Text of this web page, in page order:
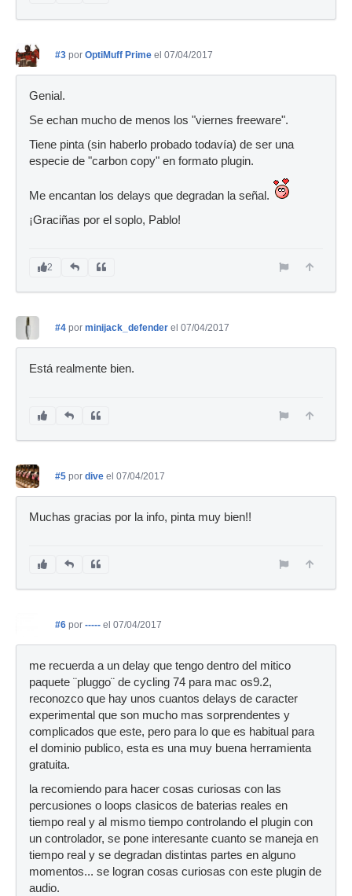
#3 por OptiMuff Prime el 07/04/2017
Genial.
Se echan mucho de menos los "viernes freeware".
Tiene pinta (sin haberlo probado todavía) de ser una
especie de "carbon copy" en formato plugin.
Me encantan los delays que degradan la señal.
¡Graciñas por el soplo, Pablo!
2
#4 por minijack_defender el 07/04/2017
Está realmente bien.
#5 por dive el 07/04/2017
Muchas gracias por la info, pinta muy bien!!
#6 por ----- el 07/04/2017
me recuerda a un delay que tengo dentro del mitico
paquete ¨pluggo¨ de cycling 74 para mac os9.2,
reconozco que hay unos cuantos delays de caracter
experimental que son mucho mas sorprendentes y
complicados que este, pero para lo que es habitual para
el dominio publico, esta es una muy buena herramienta
gratuita.
la recomiendo para hacer cosas curiosas con las
percusiones o loops clasicos de baterias reales en
tiempo real y al mismo tiempo controlando el plugin con
un controlador, se pone interesante cuanto se maneja en
tiempo real y se degradan distintas partes en alguno
momentos... se logran cosas curiosas con este plugin de
audio.